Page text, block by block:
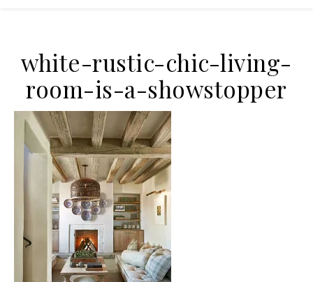
white-rustic-chic-living-
room-is-a-showstopper